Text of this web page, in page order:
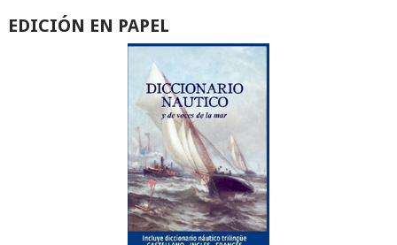
EDICIÓN EN PAPEL